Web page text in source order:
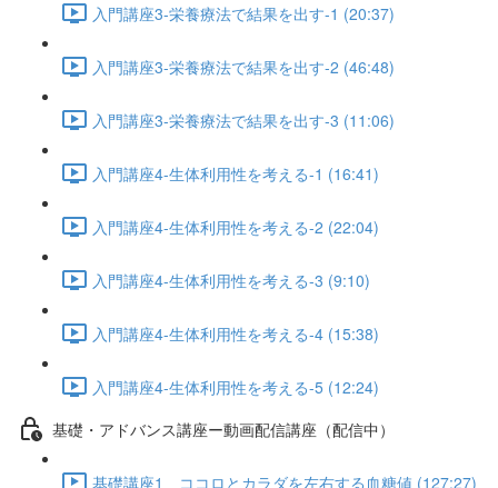
入門講座3-栄養療法で結果を出す-1 (20:37)
入門講座3-栄養療法で結果を出す-2 (46:48)
入門講座3-栄養療法で結果を出す-3 (11:06)
入門講座4-生体利用性を考える-1 (16:41)
入門講座4-生体利用性を考える-2 (22:04)
入門講座4-生体利用性を考える-3 (9:10)
入門講座4-生体利用性を考える-4 (15:38)
入門講座4-生体利用性を考える-5 (12:24)
基礎・アドバンス講座ー動画配信講座（配信中）
基礎講座1 ココロとカラダを左右する血糖値 (127:27)